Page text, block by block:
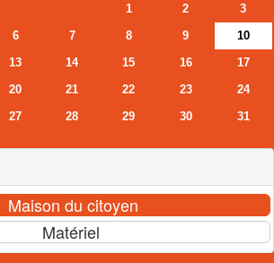
1 2
3
6 7 8 9
10
13 14 15 16
17
20 21 22 23
24
27 28 29 30 31